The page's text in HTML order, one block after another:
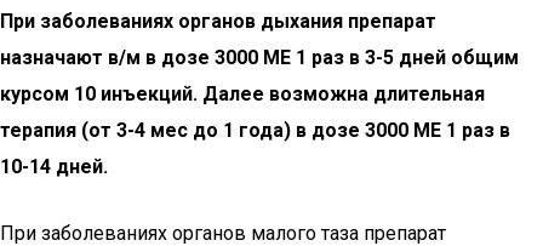
При заболеваниях органов дыхания препарат
назначают в/м в дозе 3000 МЕ 1 раз в 3-5 дней общим
курсом 10 инъекций. Далее возможна длительная
терапия (от 3-4 мес до 1 года) в дозе 3000 МЕ 1 раз в
10-14 дней.
При заболеваниях органов малого таза препарат